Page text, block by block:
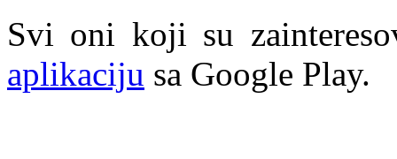
Svi oni koji su
aplikaciju sa Google Play.